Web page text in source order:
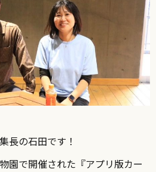
長の石田です！
園で開催された『アプリ版カー